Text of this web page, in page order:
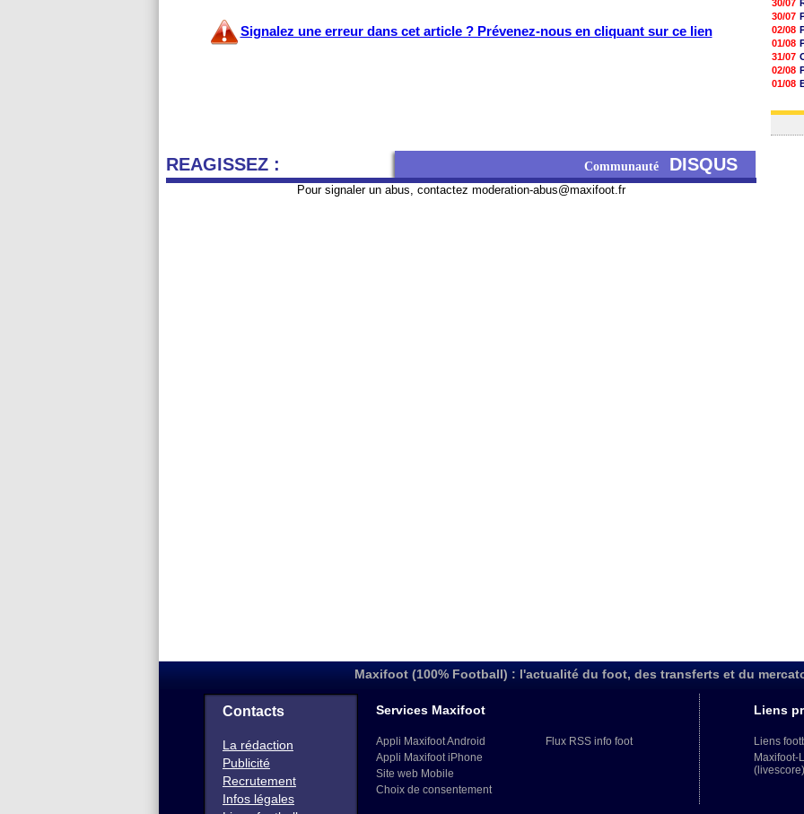
Signalez une erreur dans cet article ? Prévenez-nous en cliquant sur ce lien
REAGISSEZ : Communauté DISQUS
Pour signaler un abus, contactez moderation-abus@maxifoot.fr
30/07
30/07
02/08
01/08
31/07
02/08
01/08
03/08
Maxifoot (100% Football) : l'actualité du foot, des transferts et du
Contacts
La rédaction
Publicité
Recrutement
Infos légales
Services Maxifoot
Appli Maxifoot Android
Appli Maxifoot iPhone
Site web Mobile
Choix de consentement
Flux RSS info foot
Liens
Liens
Maxifoot-
(livescore)